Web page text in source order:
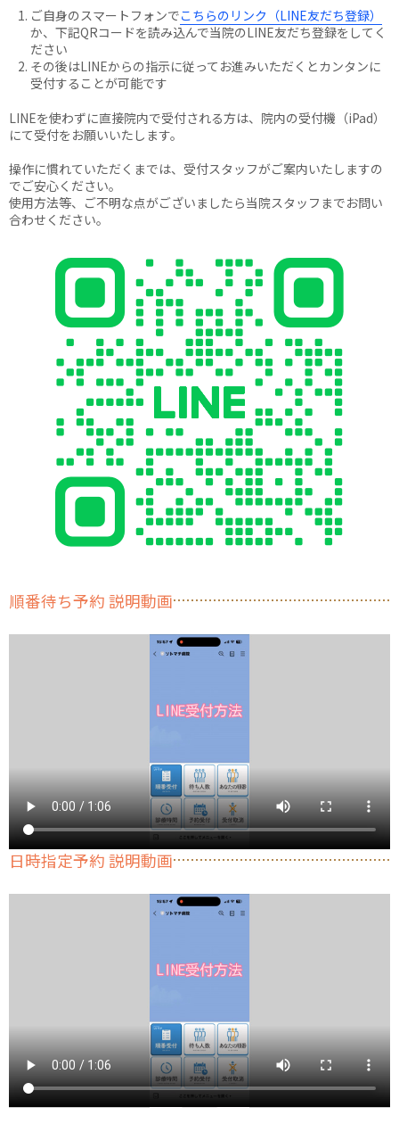
ご自身のスマートフォンでこちらのリンク（LINE友だち登録）
か、下記QRコードを読み込んで当院のLINE友だち登録をしてく
ださい
その後はLINEからの指示に従ってお進みいただくとカンタンに
受付することが可能です
LINEを使わずに直接院内で受付される方は、院内の受付機（iPad）
にて受付をお願いいたします。
操作に慣れていただくまでは、受付スタッフがご案内いたしますの
でご安心ください。
使用方法等、ご不明な点がございましたら当院スタッフまでお問い
合わせください。
順番待ち予約 説明動画
日時指定予約 説明動画